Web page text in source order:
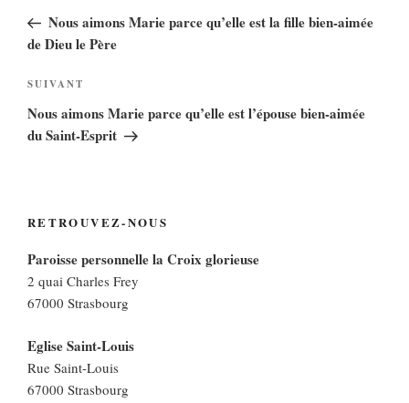
l’article
précédent
Nous aimons Marie parce qu’elle est la fille bien-aimée
de Dieu le Père
Article
suivant
SUIVANT
Nous aimons Marie parce qu’elle est l’épouse bien-aimée
du Saint-Esprit
RETROUVEZ-NOUS
Paroisse personnelle la Croix glorieuse
2 quai Charles Frey
67000 Strasbourg
Eglise Saint-Louis
Rue Saint-Louis
67000 Strasbourg